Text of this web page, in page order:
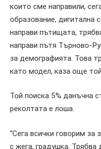
които сме направили,
образование, дигитална
направи пътищата,
направи пътя Търново-
за демографията. Това
като модел, каза още
Той поиска 5% данъчна
реколтата е лоша.
“Сега всички говорим за
с жега, градушка. Трябва